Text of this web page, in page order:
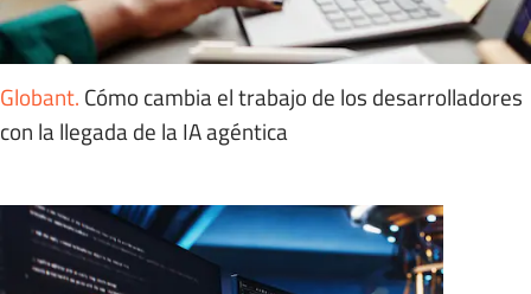
Globant. Cómo cambia el trabajo de los desarrolladores
con la llegada de la IA agéntica